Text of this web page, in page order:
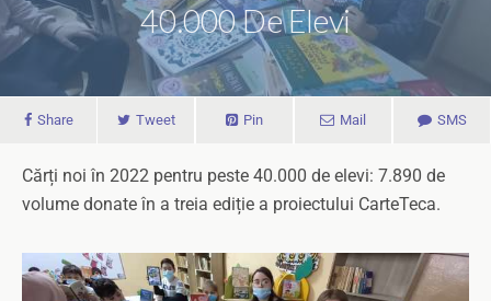
40.000 De Elevi
Share Tweet Pin Mail SMS
Cărți noi în 2022 pentru peste 40.000 de elevi: 7.890 de
volume donate în a treia ediție a proiectului CarteTeca.